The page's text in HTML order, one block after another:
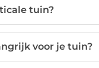
tuin?
voor je tuin?